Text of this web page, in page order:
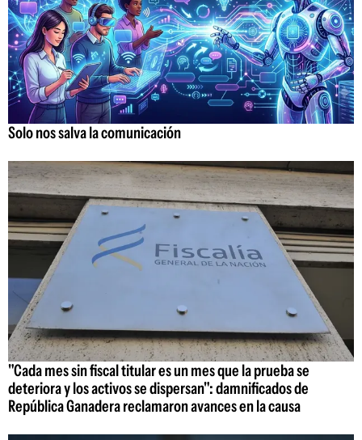
Solo nos salva la comunicación
"Cada mes sin fiscal titular es un mes que la prueba se
deteriora y los activos se dispersan": damnificados de
República Ganadera reclamaron avances en la causa